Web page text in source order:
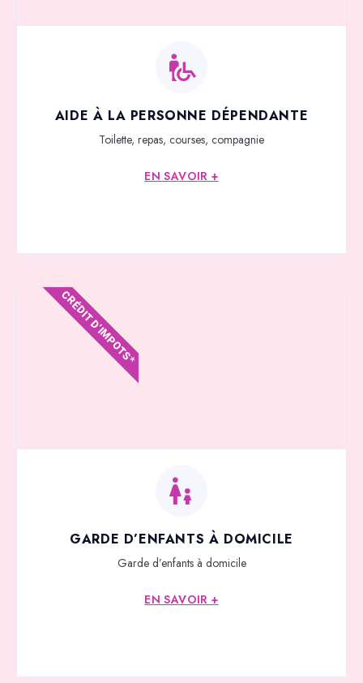
AIDE À LA PERSONNE DÉPENDANTE
Toilette, repas, courses, compagnie
EN SAVOIR +
GARDE D’ENFANTS À DOMICILE
Garde d’enfants à domicile
EN SAVOIR +
CRÉDIT D'IMPOTS*